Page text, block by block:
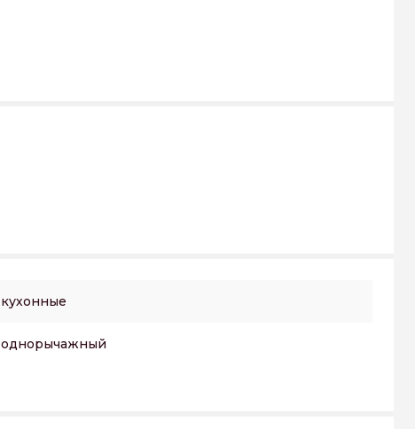
кухонные
однорычажный